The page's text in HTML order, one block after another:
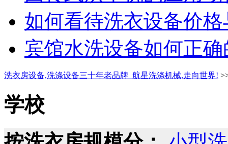
如何看待洗衣设备价格
宾馆水洗设备如何正确
洗衣房设备,洗涤设备三十年老品牌_航星洗涤机械,走向世界!
学校